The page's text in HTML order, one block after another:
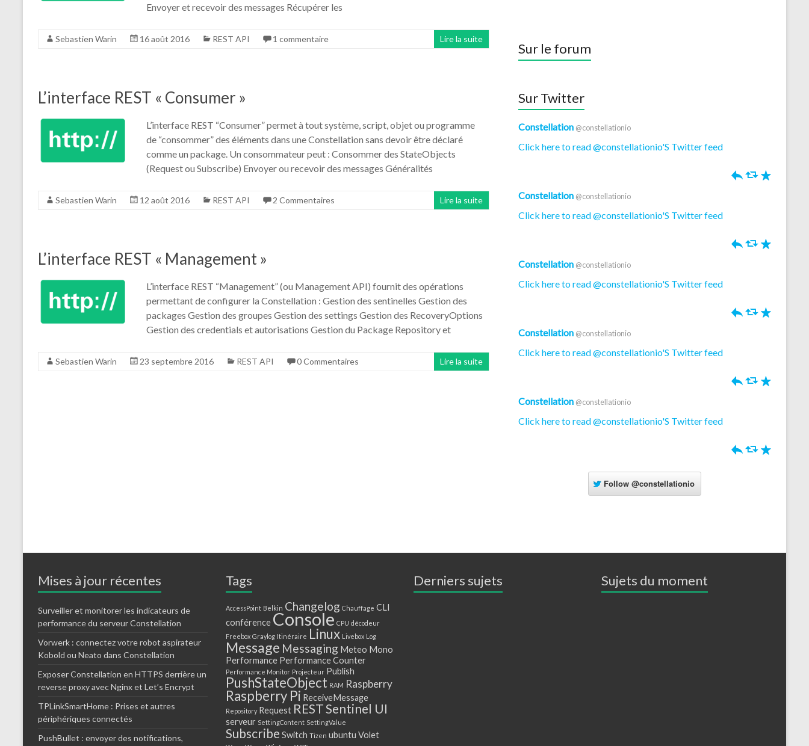
Envoyer et recevoir des messages Récupérer les
Sebastien Warin 16 août 2016 REST API 1 commentaire Lire la suite
L’interface REST « Consumer »
L’interface REST “Consumer” permet à tout système, script, objet ou programme
de “consommer” des éléments dans une Constellation sans devoir être déclaré
comme un package. Un consommateur peut : Consommer des StateObjects
(Request ou Subscribe) Envoyer ou recevoir des messages Généralités
Sebastien Warin 12 août 2016 REST API 2 Commentaires Lire la suite
L’interface REST « Management »
L’interface REST “Management” (ou Management API) fournit des opérations
permettant de configurer la Constellation : Gestion des sentinelles Gestion des
packages Gestion des groupes Gestion des settings Gestion des RecoveryOptions
Gestion des credentials et autorisations Gestion du Package Repository et
Sebastien Warin 23 septembre 2016 REST API 0 Commentaires Lire la suite
Sur le forum
Sur Twitter
Constellation @constellationio
Click here to read @constellationio'S Twitter feed
h J R
Constellation @constellationio
Click here to read @constellationio'S Twitter feed
h J R
Constellation @constellationio
Click here to read @constellationio'S Twitter feed
h J R
Constellation @constellationio
Click here to read @constellationio'S Twitter feed
h J R
Constellation @constellationio
Click here to read @constellationio'S Twitter feed
h J R
Follow @constellationio
Mises à jour récentes
Surveiller et monitorer les indicateurs de
performance du serveur Constellation
Vorwerk : connectez votre robot aspirateur
Kobold ou Neato dans Constellation
Exposer Constellation en HTTPS derrière un
reverse proxy avec Nginx et Let’s Encrypt
TPLinkSmartHome : Prises et autres
périphériques connectés
PushBullet : envoyer des notifications,
Tags
AccessPoint Belkin Changelog Chauffage CLI
conférence Console CPU décodeur
Freebox Graylog Itinéraire Linux Livebox Log
Message Messaging Meteo Mono
Performance Performance Counter
Performance Monitor Projecteur Publish
PushStateObject RAM Raspberry
Raspberry Pi ReceiveMessage
Repository Request RESTSentinel UI
serveur SettingContent SettingValue
Subscribe Switch Tizen ubuntu Volet
Derniers sujets Sujets du moment